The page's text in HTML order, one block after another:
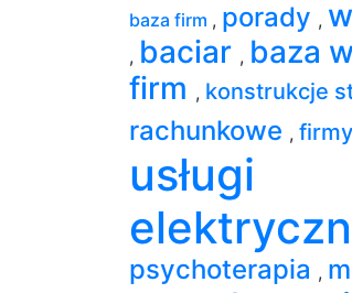
baza firm , porady ,
, baciar , baza
firm , konstrukcje
rachunkowe , firmy
usługi
psychoterapia ,